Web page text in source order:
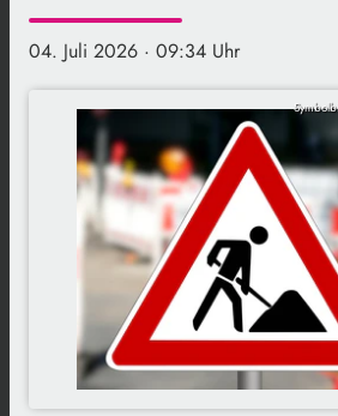
04. Juli 2026 · 09:34 Uhr